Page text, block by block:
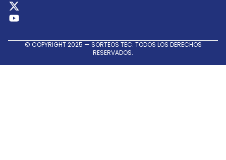
© COPYRIGHT 2025 — SORTEOS TEC. TODOS LOS DERECHOS
RESERVADOS.